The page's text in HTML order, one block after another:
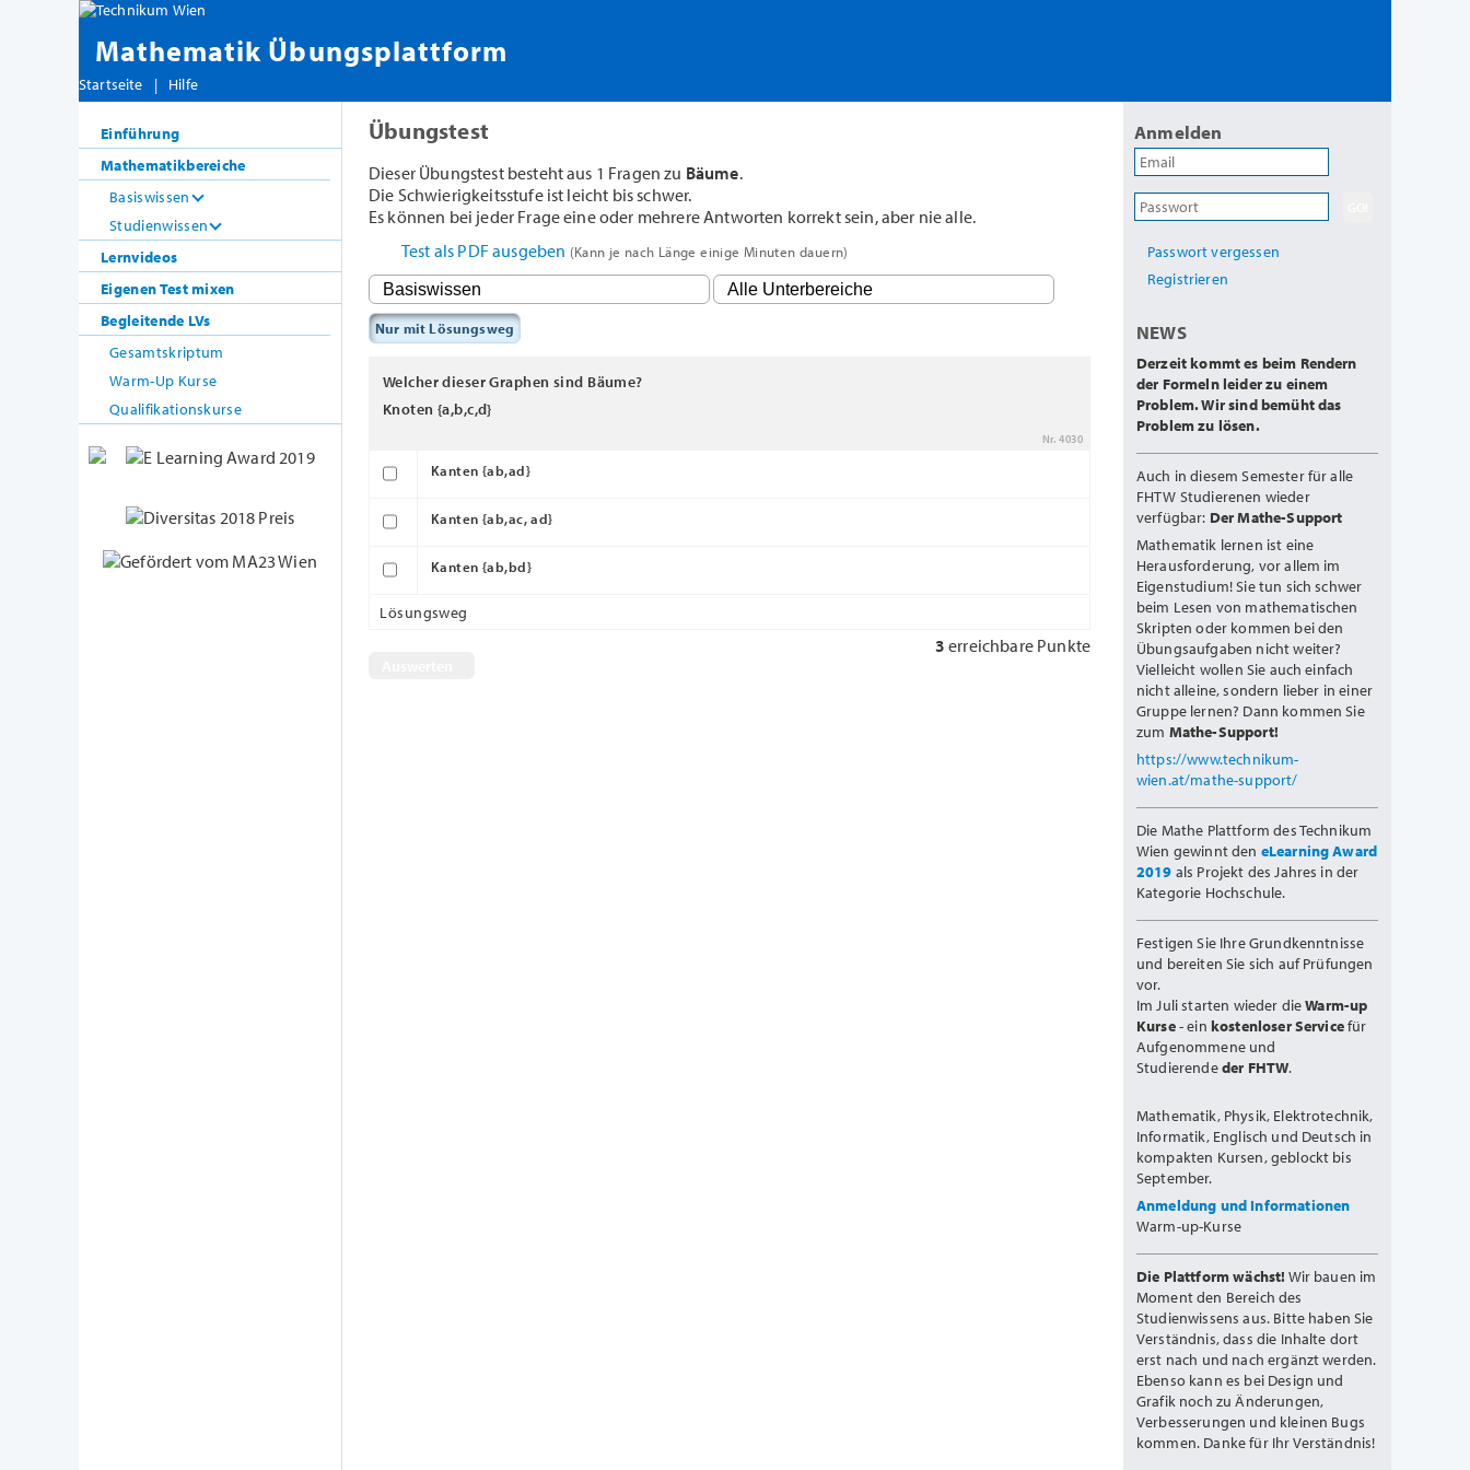
Mathematik Übungsplattform
Startseite | Hilfe
Einführung
Mathematikbereiche
Basiswissen
Studienwissen
Lernvideos
Eigenen Test mixen
Begleitende LVs
Gesamtskriptum
Warm-Up Kurse
Qualifikationskurse
Übungstest
Dieser Übungstest besteht aus 1 Fragen zu Bäume.
Die Schwierigkeitsstufe ist leicht bis schwer.
Es können bei jeder Frage eine oder mehrere Antworten korrekt sein, aber nie alle.
Test als PDF ausgeben (Kann je nach Länge einige Minuten dauern)
Nur mit Lösungsweg
Welcher dieser Graphen sind Bäume?
Knoten {a,b,c,d}
Nr. 4030
Kanten {ab,ad}
Kanten {ab,ac, ad}
Kanten {ab,bd}
Lösungsweg
3 erreichbare Punkte
Anmelden
Passwort vergessen
Registrieren
NEWS
Derzeit kommt es beim Rendern
der Formeln leider zu einem
Problem. Wir sind bemüht das
Problem zu lösen.
Auch in diesem Semester für alle
FHTW Studierenen wieder
verfügbar: Der Mathe-Support
Mathematik lernen ist eine
Herausforderung, vor allem im
Eigenstudium! Sie tun sich schwer
beim Lesen von mathematischen
Skripten oder kommen bei den
Übungsaufgaben nicht weiter?
Vielleicht wollen Sie auch einfach
nicht alleine, sondern lieber in einer
Gruppe lernen? Dann kommen Sie
zum Mathe-Support!
https://www.technikum-
wien.at/mathe-support/
Die Mathe Plattform des Technikum
Wien gewinnt den eLearning Award
2019 als Projekt des Jahres in der
Kategorie Hochschule.
Festigen Sie Ihre Grundkenntnisse
und bereiten Sie sich auf Prüfungen
vor.
Im Juli starten wieder dieWarm-up
Kurse- ein kostenloser Servicefür
Aufgenommene und
Studierendeder FHTW.
Mathematik, Physik, Elektrotechnik,
Informatik, Englisch und Deutsch in
kompakten Kursen, geblockt bis
September.
Anmeldung und Informationen
Warm-up-Kurse
Die Plattform wächst! Wir bauen im
Moment den Bereich des
Studienwissens aus. Bitte haben Sie
Verständnis, dass die Inhalte dort
erst nach und nach ergänzt werden.
Ebenso kann es bei Design und
Grafik noch zu Änderungen,
Verbesserungen und kleinen Bugs
kommen. Danke für Ihr Verständnis!